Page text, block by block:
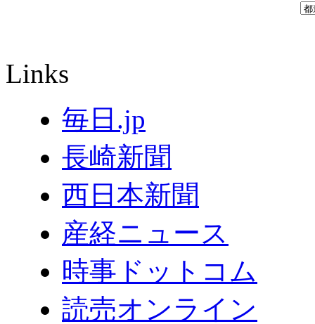
Links
毎日.jp
長崎新聞
西日本新聞
産経ニュース
時事ドットコム
読売オンライン